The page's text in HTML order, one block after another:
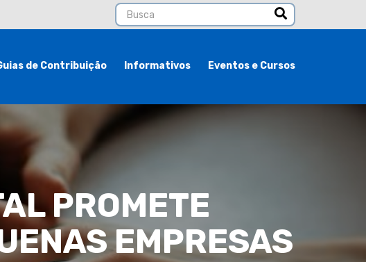
de Contribuição Informativos Eventos e Cursos
PROMETE
EMPRESAS